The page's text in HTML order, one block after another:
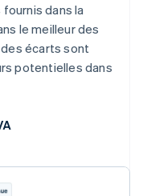
dans la
le meilleur des
écarts sont
potentielles dans